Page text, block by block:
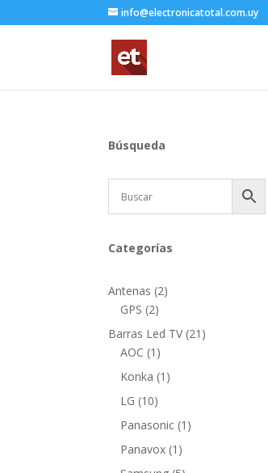
info@electronicatotal.com.uy
Búsqueda
Categorías
Antenas 22
GPS 22
productos
Barras Led TV 21 21
AOC 1 1
producto
Konka 1 1
LG 1010
productos
Panasonic 1 1
Panavox 1 1
producto